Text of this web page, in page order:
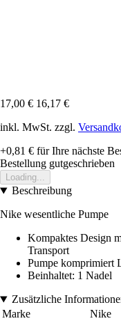
17,00 € 16,17 €
inkl. MwSt. zzgl.
+0,81 € für Ihre nächste
Bestellung gutgeschrieben
Loading...
Beschreibung
Nike wesentliche Pumpe
Kompaktes Design
Transport
Pumpe komprimiert
Beinhaltet: 1 Nadel
Zusätzliche
Marke
Nike